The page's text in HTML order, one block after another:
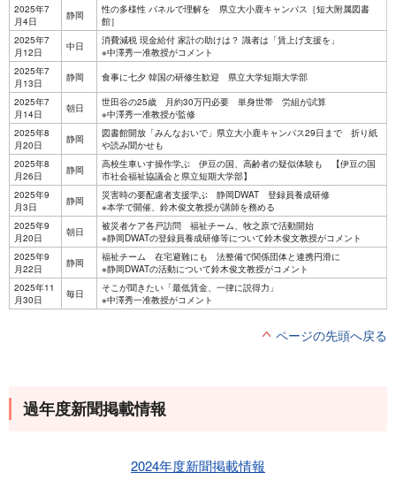
2025年7
月4日
静岡
性の多様性 パネルで理解を 県立大小鹿キャンパス［短大附属図書
館］
2025年7
月12日
中日
消費減税 現金給付 家計の助けは？ 識者は「賃上げ支援を」
※中澤秀一准教授がコメント
2025年7
月13日
静岡
食事に七夕 韓国の研修生歓迎 県立大学短期大学部
2025年7
月14日
朝日
世田谷の25歳 月約30万円必要 単身世帯 労組が試算
※中澤秀一准教授が監修
2025年8
月20日
静岡
図書館開放「みんなおいで」県立大小鹿キャンパス29日まで 折り紙
や読み聞かせも
2025年8
月26日
静岡
高校生車いす操作学ぶ 伊豆の国、高齢者の疑似体験も 【伊豆の国
市社会福祉協議会と県立短期大学部】
2025年9
月3日
静岡
災害時の要配慮者支援学ぶ 静岡DWAT 登録員養成研修
※本学で開催、鈴木俊文教授が講師を務める
2025年9
月20日
朝日
被災者ケア各戸訪問 福祉チーム、牧之原で活動開始
※静岡DWATの登録員養成研修等について鈴木俊文教授がコメント
2025年9
月22日
静岡
福祉チーム 在宅避難にも 法整備で関係団体と連携円滑に
※静岡DWATの活動について鈴木俊文教授がコメント
2025年11
月30日
毎日
そこが聞きたい「最低賃金、一律に説得力」
※中澤秀一准教授がコメント
ページの先頭へ戻る
過年度新聞掲載情報
2024年度新聞掲載情報